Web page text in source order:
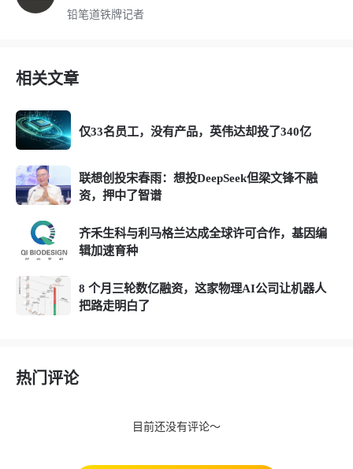
铅笔道铁牌记者
相关文章
仅33名员工，没有产品，英伟达却投了340亿
联想创投宋春雨：想投DeepSeek但梁文锋不融
资，押中了智谱
齐禾生科与利马格兰达成全球许可合作，基因编
辑加速育种
8 个月三轮数亿融资，这家物理AI公司让机器人
把路走明白了
热门评论
目前还没有评论～